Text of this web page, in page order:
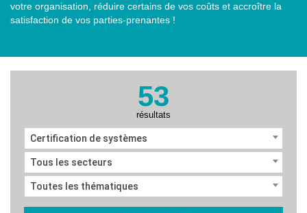
votre organisation, réduire certains de vos coûts et accroître la
satisfaction de vos parties-prenantes !
53
résultats
Certification de systèmes
Tous les secteurs
Toutes les thématiques